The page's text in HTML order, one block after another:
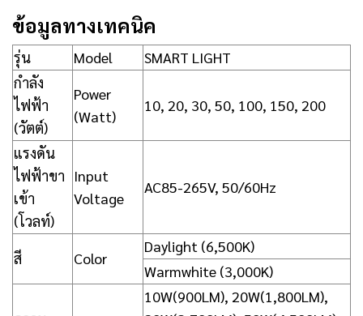
ข้อมูลทางเทคนิค
รุ่น Model
SMART LIGHT
กำลัง
ไฟฟ้า
(วัตต์)
Power
(Watt)
10, 20, 30, 50, 100, 150, 200
แรงดัน
ไฟฟ้าขา
เข้า
(โวลท์)
Input
Voltage
AC85-265V, 50/60Hz
สี Color
Daylight (6,500K)
Warmwhite (3,000K)
10W(900LM), 20W(1,800LM),